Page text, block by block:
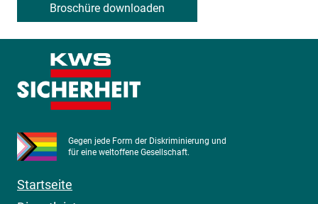
Broschüre downloaden
Gegen jede Form der Diskriminierung und
für eine weltoffene Gesellschaft.
Startseite